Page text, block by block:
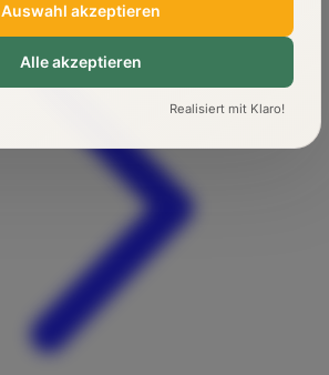
Auswahl akzeptieren
Alle akzeptieren
Realisiert mit Klaro!